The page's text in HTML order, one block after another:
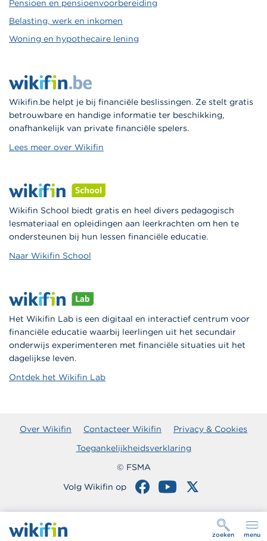
zoeken menu
Pensioen en pensioenvoorbereiding
Belasting, werk en inkomen
Woning en hypothecaire lening
Wikifin.be helpt je bij financiële beslissingen. Ze stelt gratis
betrouwbare en handige informatie ter beschikking,
onafhankelijk van private financiële spelers.
Lees meer over Wikifin
Wikifin School biedt gratis en heel divers pedagogisch
lesmateriaal en opleidingen aan leerkrachten om hen te
ondersteunen bij hun lessen financiële educatie.
Naar Wikifin School
Het Wikifin Lab is een digitaal en interactief centrum voor
financiële educatie waarbij leerlingen uit het secundair
onderwijs experimenteren met financiële situaties uit het
dagelijkse leven.
Ontdek het Wikifin Lab
Over Wikifin Contacteer Wikifin
Privacy & Cookies
Toegankelijkheidsverklaring
© FSMA
Volg Wikifin op